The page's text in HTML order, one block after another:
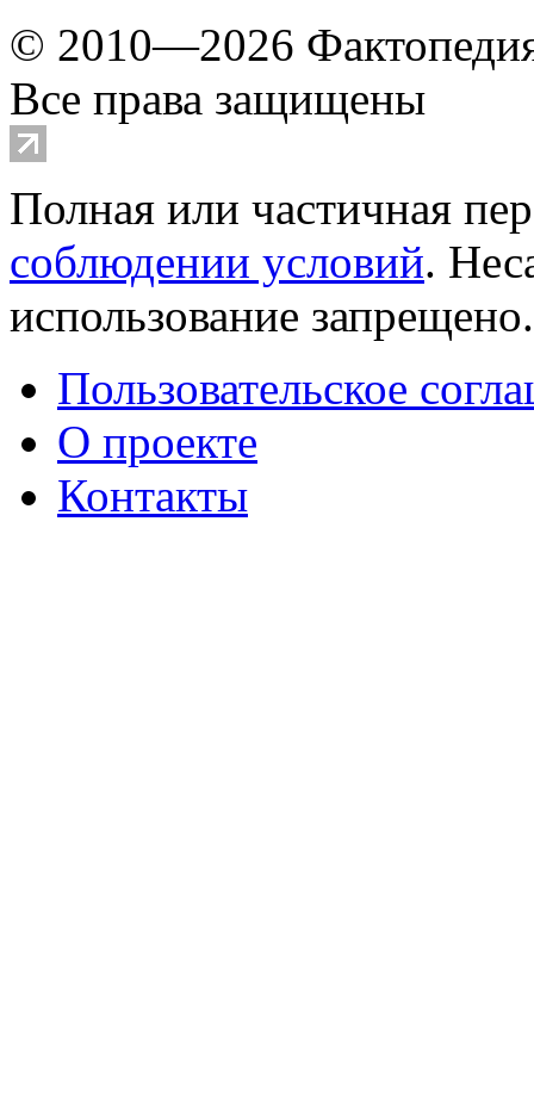
© 2010—2026
Все права защищены
Полная или частичная
соблюдении условий.
использование
Пользовательское
О проекте
Контакты